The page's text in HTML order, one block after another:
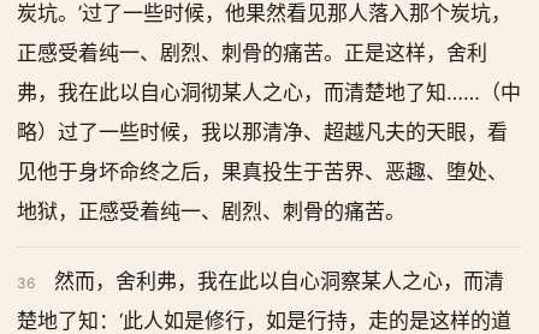
炭坑。’过了一些时候，他果然看见那人落入那个炭坑，
正感受着纯一、剧烈、刺骨的痛苦。正是这样，舍利
弗，我在此以自心洞彻某人之心，而清楚地了知……（中
略）过了一些时候，我以那清净、超越凡夫的天眼，看
见他于身坏命终之后，果真投生于苦界、恶趣、堕处、
地狱，正感受着纯一、剧烈、刺骨的痛苦。
36
然而，舍利弗，我在此以自心洞察某人之心，而清
楚地了知：‘此人如是修行，如是行持，走的是这样的道